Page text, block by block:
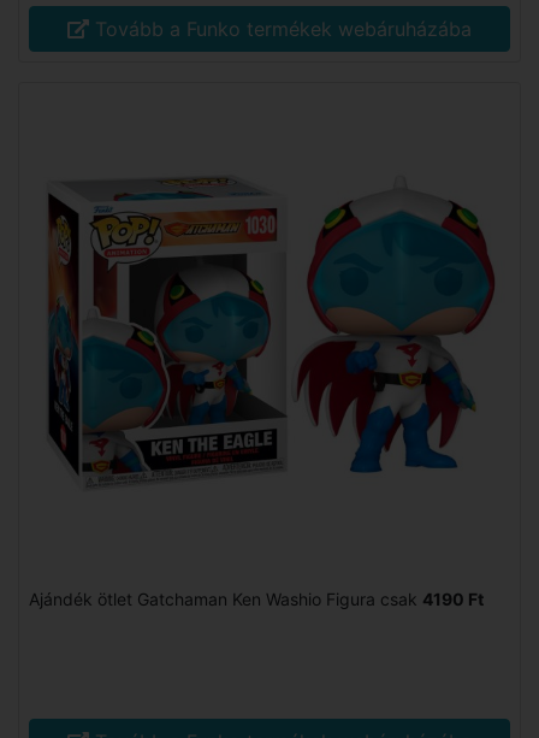
Tovább a Funko termékek webáruházába
Ajándék ötlet Gatchaman Ken Washio Figura csak 4190 Ft